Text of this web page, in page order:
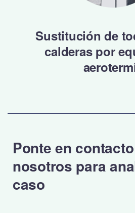
Sustitución de
calderas por
Ponte en
nosotros para
caso